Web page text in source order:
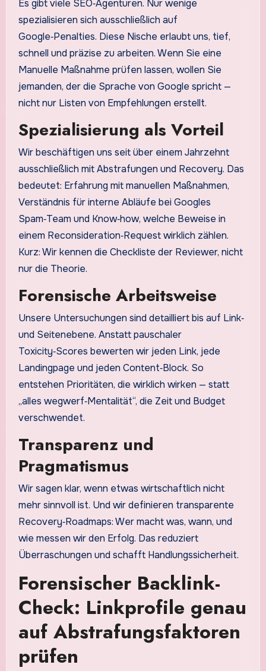
Es gibt viele SEO‑Agenturen. Nur wenige
spezialisieren sich ausschließlich auf
Google‑Penalties. Diese Nische erlaubt uns, tief,
schnell und präzise zu arbeiten. Wenn Sie eine
Manuelle Maßnahme prüfen lassen, wollen Sie
jemanden, der die Sprache von Google spricht —
nicht nur Listen von Empfehlungen erstellt.
Spezialisierung als Vorteil
Wir beschäftigen uns seit über einem Jahrzehnt
ausschließlich mit Abstrafungen und Recovery. Das
bedeutet: Erfahrung mit manuellen Maßnahmen,
Verständnis für interne Abläufe bei Googles
Spam‑Team und Know‑how, welche Beweise in
einem Reconsideration‑Request wirklich zählen.
Kurz: Wir kennen die Checkliste der Reviewer, nicht
nur die Theorie.
Forensische Arbeitsweise
Unsere Untersuchungen sind detailliert bis auf Link‑
und Seitenebene. Anstatt pauschaler
Toxicity‑Scores bewerten wir jeden Link, jede
Landingpage und jeden Content‑Block. So
entstehen Prioritäten, die wirklich wirken — statt
„alles wegwerf‑Mentalität“, die Zeit und Budget
verschwendet.
Transparenz und
Pragmatismus
Wir sagen klar, wenn etwas wirtschaftlich nicht
mehr sinnvoll ist. Und wir definieren transparente
Recovery‑Roadmaps: Wer macht was, wann, und
wie messen wir den Erfolg. Das reduziert
Überraschungen und schafft Handlungssicherheit.
Forensischer Backlink-
Check: Linkprofile genau
auf Abstrafungsfaktoren
prüfen